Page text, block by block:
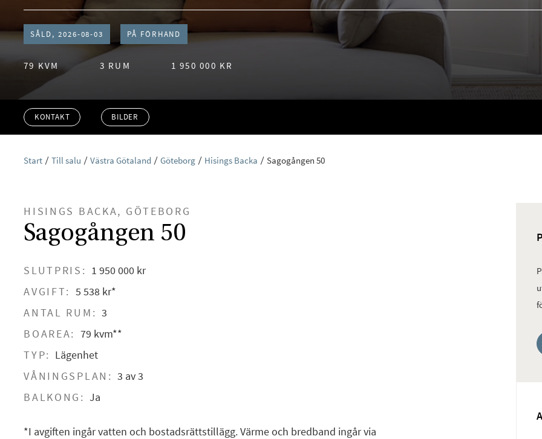
SÅLD, 2026-08-03 PÅ FÖRHAND
79 KVM 3 RUM 1 950 000 KR
KONTAKT BILDER
Start Till salu Västra Götaland Göteborg Hisings Backa Sagogången 50
HISINGS BACKA, GÖTEBORG
Sagogången 50
SLUTPRIS: 1 950 000 kr
AVGIFT: 5 538 kr*
ANTAL RUM: 3
BOAREA: 79 kvm**
TYP: Lägenhet
VÅNINGSPLAN: 3 av 3
BALKONG: Ja
*I avgiften ingår vatten och bostadsrättstillägg. Värme och bredband ingår via